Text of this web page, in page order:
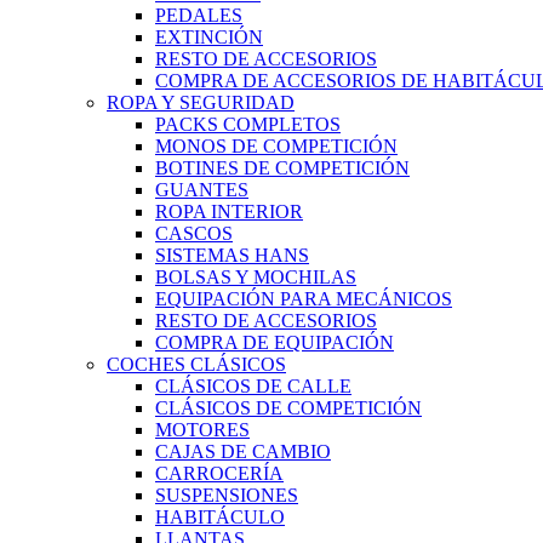
PEDALES
EXTINCIÓN
RESTO DE ACCESORIOS
COMPRA DE ACCESORIOS DE
ROPA Y SEGURIDAD
PACKS COMPLETOS
MONOS DE COMPETICIÓN
BOTINES DE COMPETICIÓN
GUANTES
ROPA INTERIOR
CASCOS
SISTEMAS HANS
BOLSAS Y MOCHILAS
EQUIPACIÓN PARA MECÁNICOS
RESTO DE ACCESORIOS
COMPRA DE EQUIPACIÓN
COCHES CLÁSICOS
CLÁSICOS DE CALLE
CLÁSICOS DE COMPETICIÓN
MOTORES
CAJAS DE CAMBIO
CARROCERÍA
SUSPENSIONES
HABITÁCULO
LLANTAS